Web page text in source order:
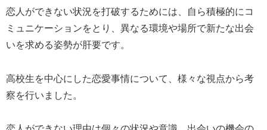
恋人ができない状況を打破するためには、自ら積極的にコ
ミュニケーションをとり、異なる環境や場所で新たな出会
いを求める姿勢が肝要です。
高校生を中心にした恋愛事情について、様々な視点から考
察を行いました。